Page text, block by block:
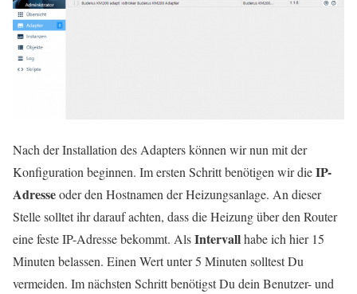
Nach der Installation des Adapters können wir nun mit der
Konfiguration beginnen. Im ersten Schritt benötigen wir dieIP-
Adresseoder den Hostnamen der Heizungsanlage. An dieser
Stelle solltet ihr darauf achten, dass die Heizung über den Router
eine feste IP-Adresse bekommt. AlsIntervallhabe ich hier 15
Minuten belassen. Einen Wert unter 5 Minuten solltest Du
vermeiden. Im nächsten Schritt benötigst Du dein Benutzer- und